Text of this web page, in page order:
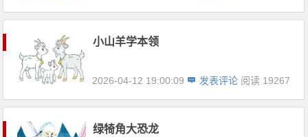
小山羊学本领
2026-04-12 19:00:09 发表评论 阅读 19267
绿犄角大恐龙